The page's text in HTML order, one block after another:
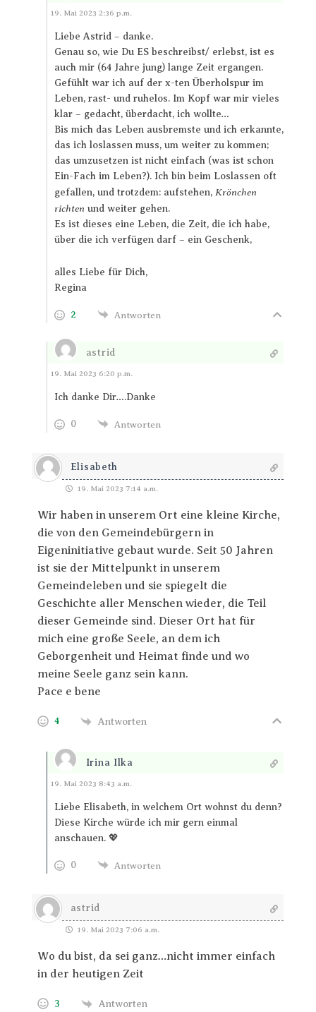
Antworten
19. Mai 2023 2:36 p.m.
Liebe Astrid – danke.
Genau so, wie Du ES beschreibst/ erlebst, ist es
auch mir (64 Jahre jung) lange Zeit ergangen.
Gefühlt war ich auf der x-ten Überholspur im
Leben, rast- und ruhelos. Im Kopf war mir vieles
klar – gedacht, überdacht, ich wollte…
Bis mich das Leben ausbremste und ich erkannte,
das ich loslassen muss, um weiter zu kommen;
das umzusetzen ist nicht einfach (was ist schon
Ein-Fach im Leben?). Ich bin beim Loslassen oft
gefallen, und trotzdem: aufstehen, Krönchen
richten und weiter gehen.
Es ist dieses eine Leben, die Zeit, die ich habe,
über die ich verfügen darf – ein Geschenk,
alles Liebe für Dich,
Regina
2 Antworten
astrid
Antworten
19. Mai 2023 6:20 p.m.
Ich danke Dir….Danke
0 Antworten
Elisabeth
19. Mai 2023 7:14 a.m.
Wir haben in unserem Ort eine kleine Kirche,
die von den Gemeindebürgern in
Eigeninitiative gebaut wurde. Seit 50 Jahren
ist sie der Mittelpunkt in unserem
Gemeindeleben und sie spiegelt die
Geschichte aller Menschen wieder, die Teil
dieser Gemeinde sind. Dieser Ort hat für
mich eine große Seele, an dem ich
Geborgenheit und Heimat finde und wo
meine Seele ganz sein kann.
Pace e bene
4 Antworten
Irina Ilka
Antworten
19. Mai 2023 8:43 a.m.
Liebe Elisabeth, in welchem Ort wohnst du denn?
Diese Kirche würde ich mir gern einmal
anschauen. 💖
0 Antworten
astrid
19. Mai 2023 7:06 a.m.
Wo du bist, da sei ganz…nicht immer einfach
in der heutigen Zeit
3 Antworten